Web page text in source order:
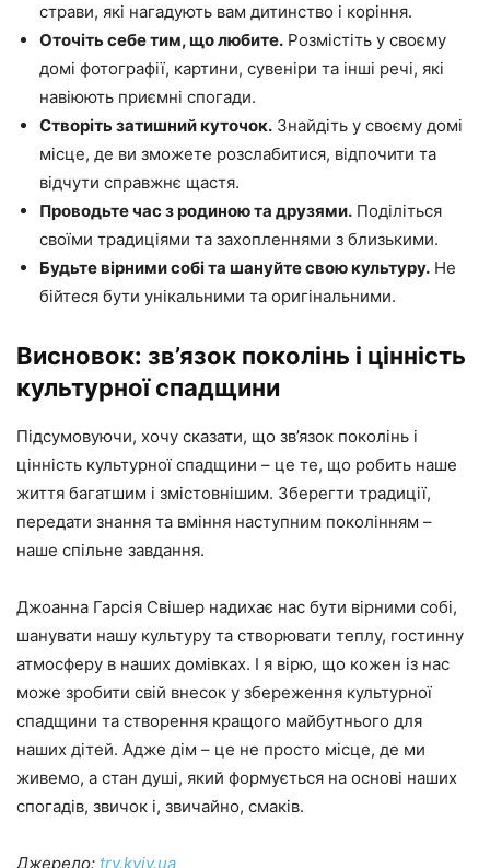
страви, які нагадують вам дитинство і коріння.
Оточіть себе тим, що любите. Розмістіть у своєму
домі фотографії, картини, сувеніри та інші речі, які
навіюють приємні спогади.
Створіть затишний куточок. Знайдіть у своєму домі
місце, де ви зможете розслабитися, відпочити та
відчути справжнє щастя.
Проводьте час з родиною та друзями. Поділіться
своїми традиціями та захопленнями з близькими.
Будьте вірними собі та шануйте свою культуру. Не
бійтеся бути унікальними та оригінальними.
Висновок: зв’язок поколінь і цінність
культурної спадщини
Підсумовуючи, хочу сказати, що зв’язок поколінь і
цінність культурної спадщини – це те, що робить наше
життя багатшим і змістовнішим. Зберегти традиції,
передати знання та вміння наступним поколінням –
наше спільне завдання.
Джоанна Гарсія Свішер надихає нас бути вірними собі,
шанувати нашу культуру та створювати теплу, гостинну
атмосферу в наших домівках. І я вірю, що кожен із нас
може зробити свій внесок у збереження культурної
спадщини та створення кращого майбутнього для
наших дітей. Адже дім – це не просто місце, де ми
живемо, а стан душі, який формується на основі наших
спогадів, звичок і, звичайно, смаків.
Джерело: try.kyiv.ua